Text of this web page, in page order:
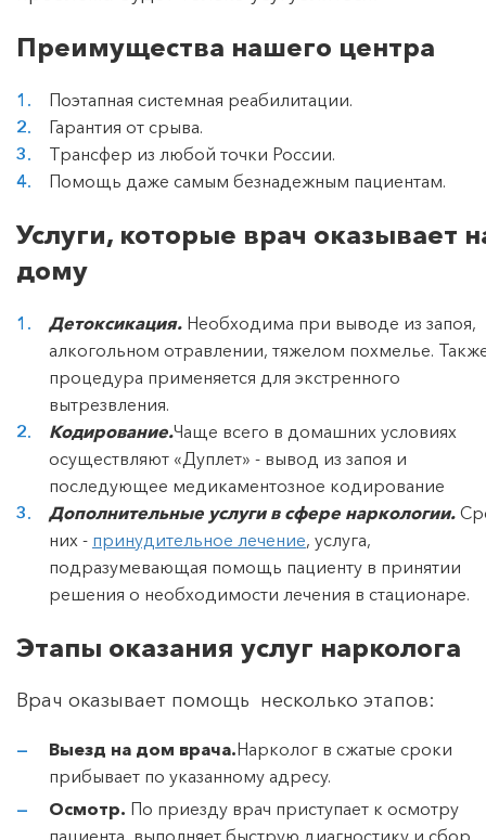
Преимущества нашего центра
Поэтапная системная реабилитации.
Гарантия от срыва.
Трансфер из любой точки России.
Помощь даже самым безнадежным пациентам.
Услуги, которые врач оказывает
дому
Детоксикация. Необходима при выводе из запоя,
алкогольном отравлении, тяжелом похмелье.
процедура применяется для экстренного
вытрезвления.
Кодирование.Чаще всего в домашних условиях
осуществляют «Дуплет» - вывод из запоя и
последующее медикаментозное кодирование
Дополнительные услуги в сфере наркологии.
них - принудительное лечение, услуга,
подразумевающая помощь пациенту в принятии
решения о необходимости лечения в стационаре.
Этапы оказания услуг нарколога
Врач оказывает помощь несколько этапов:
Выезд на дом врача.Нарколог в сжатые сроки
прибывает по указанному адресу.
Осмотр. По приезду врач приступает к осмотру
пациента, выполняет быструю диагностику и сбор